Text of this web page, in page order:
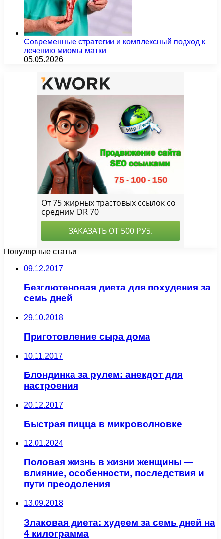
Современные стратегии и комплексный подход к
лечению миомы матки
05.05.2026
Популярные статьи
09.12.2017
Безглютеновая диета для похудения за
семь дней
29.10.2018
Приготовление сыра дома
10.11.2017
Блондинка за рулем: анекдот для
настроения
20.12.2017
Быстрая пицца в микроволновке
12.01.2024
Половая жизнь в жизни женщины —
влияние, особенности, последствия и
пути преодоления
13.09.2018
Злаковая диета: худеем за семь дней на
4 килограмма